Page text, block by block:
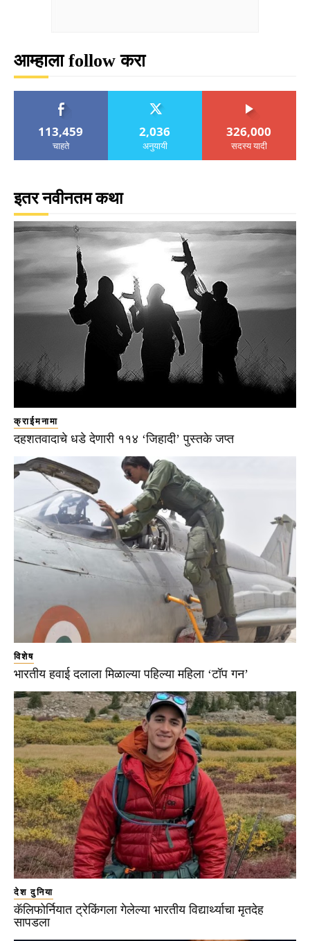
आम्हाला follow करा
113,459
चाहते
2,036
अनुयायी
326,000
सदस्य यादी
इतर नवीनतम कथा
क्राईमनामा
दहशतवादाचे धडे देणारी ११४ ‘जिहादी’ पुस्तके जप्त
विशेष
भारतीय हवाई दलाला मिळाल्या पहिल्या महिला ‘टॉप गन’
देश दुनिया
कॅलिफोर्नियात ट्रेकिंगला गेलेल्या भारतीय विद्यार्थ्याचा मृतदेह
सापडला